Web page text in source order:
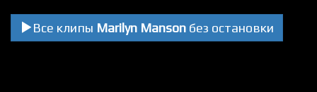
Все клипы Marilyn Manson без остановки